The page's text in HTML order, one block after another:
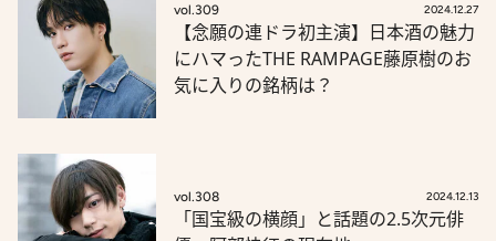
vol.309 2024.12.27
【念願の連ドラ初主演】日本酒の魅力
にハマったTHE RAMPAGE藤原樹のお
気に入りの銘柄は？
vol.308 2024.12.13
「国宝級の横顔」と話題の2.5次元俳